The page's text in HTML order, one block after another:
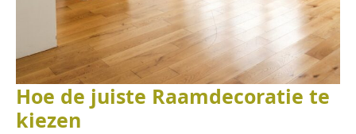
Hoe de juiste Raamdecoratie te
kiezen